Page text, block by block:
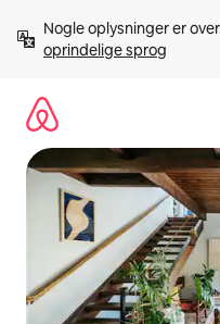
videre
Nogle oplysninger er
oprindelige sprog